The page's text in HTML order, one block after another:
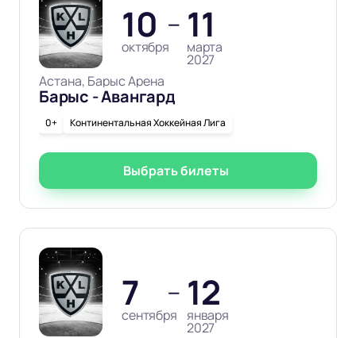
10
октября
— 11
марта
2027
Астана, Барыс Арена
Барыс - Авангард
0+ Континентальная Хоккейная Лига
Выбрать билеты
7
сентября
— 12
января
2027